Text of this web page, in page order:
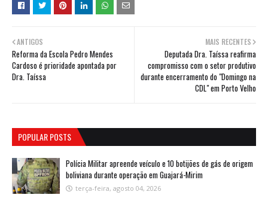
MAIS RECENTES
Deputada Dra. Taíssa reafirma
compromisso com o setor produtivo
durante encerramento do "Domingo na
CDL" em Porto Velho
ANTIGOS
Reforma da Escola Pedro Mendes
Cardoso é prioridade apontada por
Dra. Taíssa
POPULAR POSTS
Polícia Militar apreende veículo e 10 botijões de gás de origem
boliviana durante operação em Guajará-Mirim
terça-feira, agosto 04, 2026